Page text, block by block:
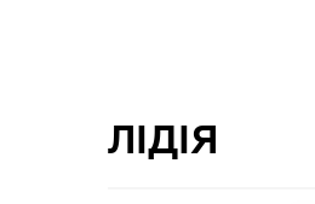
ЛІДІЯ